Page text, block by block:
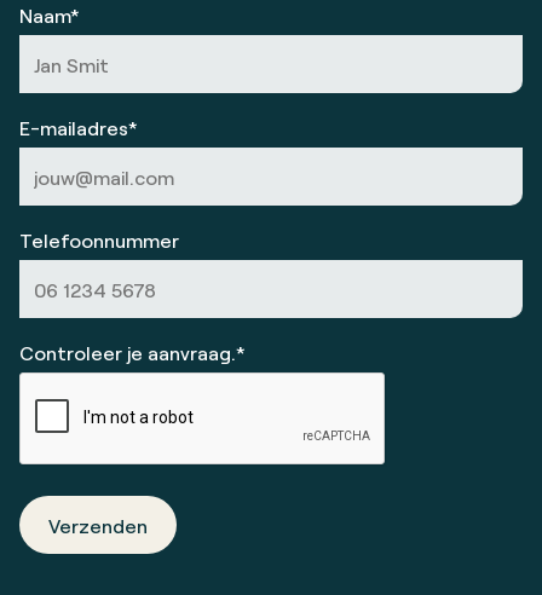
Naam*
E-mailadres*
Telefoonnummer
Controleer je aanvraag.*
Verzenden